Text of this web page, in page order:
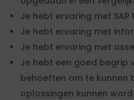
Je hebt ervaring met SAP
Je hebt ervaring met
Je hebt ervaring met
Je hebt een goed begrip
behoeften om te kunnen
oplossingen kunnen